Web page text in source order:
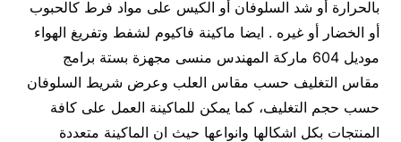
بالحرارة أو شد السلوفان أو الكيس على مواد فرط كالحبوب
أو الخضار أو غيره . ايضا ماكينة فاكيوم لشفط وتفريغ الهواء
موديل 604 ماركة المهندس منسى مجهزة بستة برامج
مقاس التغليف حسب مقاس العلب وعرض شريط السلوفان
حسب حجم التغليف، كما يمكن للماكينة العمل على كافة
المنتجات بكل اشكالها وانواعها حيث ان الماكينة متعددة